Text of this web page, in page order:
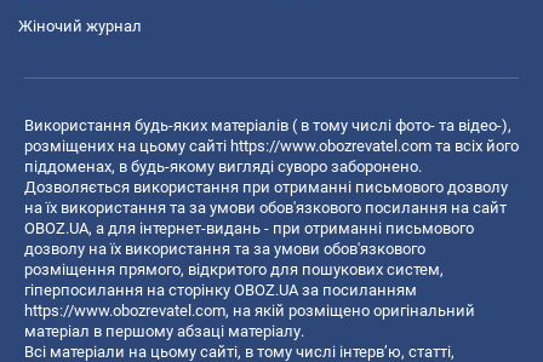
Жіночий журнал
Використання будь-яких матеріалів ( в тому числі фото- та відео-),
розміщених на цьому сайті https://www.obozrevatel.com та всіх його
піддоменах, в будь-якому вигляді суворо заборонено.
Дозволяється використання при отриманні письмового дозволу
на їх використання та за умови обов'язкового посилання на сайт
OBOZ.UA, а для інтернет-видань - при отриманні письмового
дозволу на їх використання та за умови обов'язкового
розміщення прямого, відкритого для пошукових систем,
гіперпосилання на сторінку OBOZ.UA за посиланням
https://www.obozrevatel.com, на якій розміщено оригінальний
матеріал в першому абзаці матеріалу.
Всі матеріали на цьому сайті, в тому числі інтерв’ю, статті,